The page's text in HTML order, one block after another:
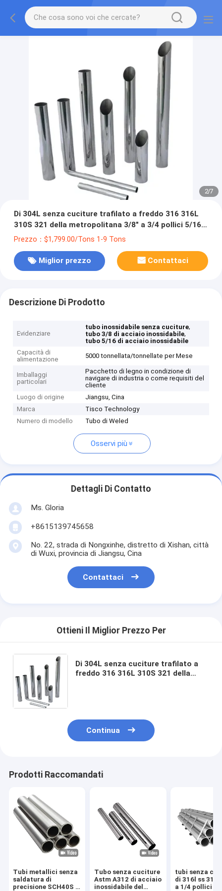
2/7
Di 304L senza cuciture trafilato a freddo 316 316L
310S 321 della metropolitana 3/8" a 3/4 pollici 5/16"
di acciaio inossidabile 5/8" 304
Prezzo：$1,799.00/Tons 1-9 Tons
Miglior prezzo Contattaci
Descrizione Di Prodotto
Evidenziare
tubo inossidabile senza cuciture,
tubo 3/8 di acciaio inossidabile,
tubo 5/16 di acciaio inossidabile
Capacità di
alimentazione
5000 tonnellata/tonnellate per Mese
Imballaggi
particolari
Pacchetto di legno in condizione di
navigare di industria o come requisiti del
cliente
Luogo di origine
Jiangsu, Cina
Marca
Tisco Technology
Numero di modello
Tubo di Weled
Osservi più
Dettagli Di Contatto
Ms. Gloria
+8615139745658
No. 22, strada di Nongxinhe, distretto di Xishan, città
di Wuxi, provincia di Jiangsu, Cina
Contattaci
Ottieni Il Miglior Prezzo Per
Di 304L senza cuciture trafilato a
freddo 316 316L 310S 321 della
Continua
Prodotti Raccomandati
Tubi metallici senza
saldatura di
precisione SCH40S 2
Tubo senza cuciture
Astm A312 di acciaio
inossidabile del
tubi senza
di 316l ss 316
a 1/4 pollici